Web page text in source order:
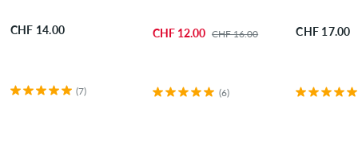
CHF 14.00
(7)
CHF 12.00 CHF 16.00
(6)
CHF 17.00